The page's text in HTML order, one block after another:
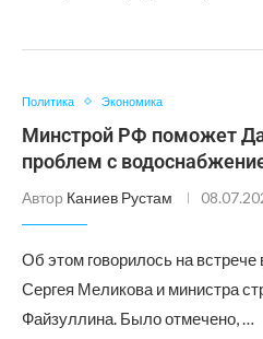
Политика Экономика
Минстрой РФ поможет
проблем с
Автор Каниев Рустам
Об этом говорилось на встрече
Сергея Меликова и министра
Файзуллина. Было отмечено, …